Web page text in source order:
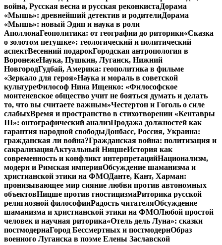
война, Русская весна и русская реконкистаДорама
«Мышь»: древнейший детектив и родителиДорама
«Мышь»: новый Эдип и наука в роли
АполлонаГеополитика: от географии до риторики«Сказка
о золотом петушке»: теологический и политический
аспектВесенний подарокГородская антропология в
ВоронежеНаука, Пушкин, Луганск, Нижний
НовгородГудбай, Америка: геополитика в фильме
«Зеркало для героя»Наука и мораль в советской
культуреФилософ Нина Ищенко: «Философское
монтеневское общество учит не бояться думать и делать
то, что вы считаете важным»Честертон и Гоголь о силе
слабыхВремя и пространство в стихотворении «Кентавры
III»: онтографический анализПродажа должностей как
гарантия народной свободыДонбасс, Россия, Украина:
гражданская ли война?Гражданская война: политизация и
сакрализацияАктуальный НицшеИстория как
современность и конфликт интерпретацийНационализм,
модерн и Римская империяОбсуждение шаманизма и
христианской этики на ФМОДанте, Кант, Харман:
пронизывающее мир сияние любви против автономных
объектовНицше против гностицизмаРиторика русской
религиозной философииРадость читателяОбсуждение
шаманизма и христианской этики на ФМОЛюбой простой
человек и научная риторика«Отель дель Луна»: сказки
постмодернаГород Бессмертных и постмодернОбраз
военного Луганска в поэме Елены Заславской